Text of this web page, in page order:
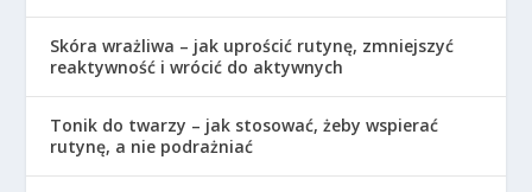
Skóra wrażliwa – jak uprościć rutynę, zmniejszyć
reaktywność i wrócić do aktywnych
Tonik do twarzy – jak stosować, żeby wspierać
rutynę, a nie podrażniać